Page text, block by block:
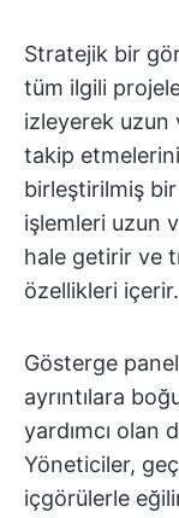
Stratejik bir
tüm ilgili
izleyerek uzun
takip
birleştirilmiş
işlemleri uzun
hale getirir ve
özellikleri içerir.
Gösterge
ayrıntılara
yardımcı olan
Yöneticiler,
içgörülerle